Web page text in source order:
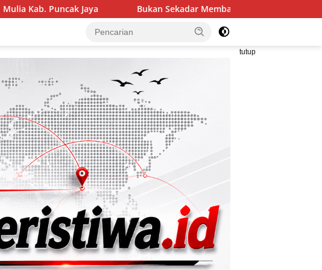
Bukan Sekadar Membangun Desa, Satgas TMMD Ke-129 Hadirkan
tutup